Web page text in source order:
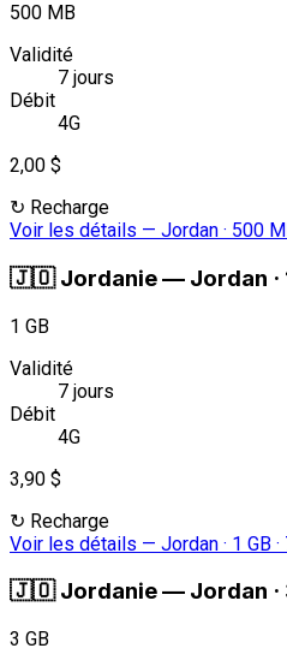
500 MB
Validité
7 jours
Débit
4G
2,00 $
↻ Recharge
Voir les détails — Jordan · 500
🇯🇴 Jordanie— Jordan ·
1 GB
Validité
7 jours
Débit
4G
3,90 $
↻ Recharge
Voir les détails — Jordan · 1 GB
🇯🇴 Jordanie— Jordan ·
3 GB